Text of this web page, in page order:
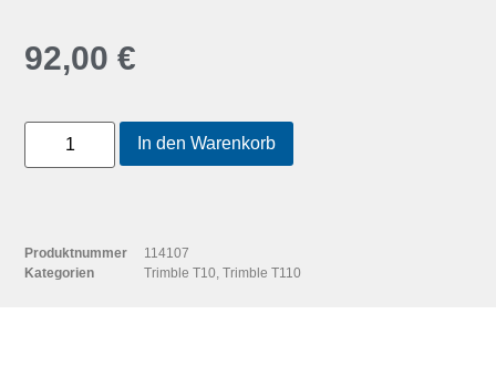
92,00€
In den Warenkorb
Produktnummer
114107
Kategorien
Trimble T10,Trimble T110